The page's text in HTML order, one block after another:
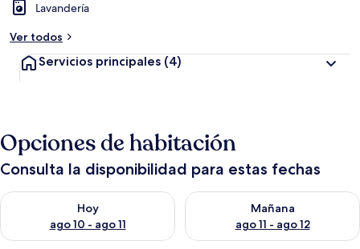
Lavandería
Ver todos
Servicios principales (4)
Opciones de habitación
Consulta la disponibilidad para estas fechas
Hoy
ago 10 - ago 11
Consulta la disponibilidad para hoy ago 10 - ago 11
Mañana
ago 11 - ago 12
Consulta la disponibilidad